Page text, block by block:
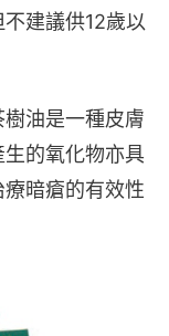
建議供12歲以
油是一種皮膚
的氧化物亦具
暗瘡的有效性